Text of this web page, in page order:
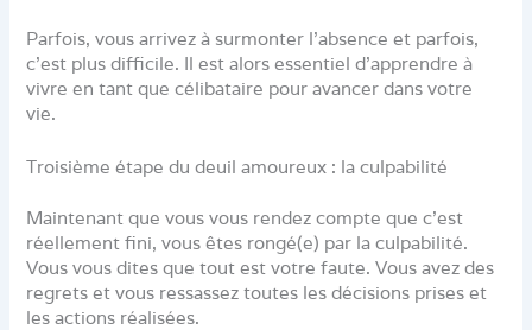
Parfois, vous arrivez à surmonter l’absence et parfois,
c’est plus difficile. Il est alors essentiel d’apprendre à
vivre en tant que célibataire pour avancer dans votre
vie.
Troisième étape du deuil amoureux : la culpabilité
Maintenant que vous vous rendez compte que c’est
réellement fini, vous êtes rongé(e) par la culpabilité.
Vous vous dites que tout est votre faute. Vous avez des
regrets et vous ressassez toutes les décisions prises et
les actions réalisées.